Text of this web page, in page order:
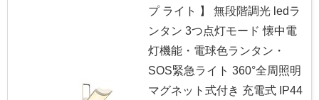
プ ライト 】 無段階調光 ledラ
ンタン 3つ点灯モード 懐中電
灯機能・電球色ランタン・
SOS緊急ライト 360°全周照明
マグネット式付き 充電式 IP44